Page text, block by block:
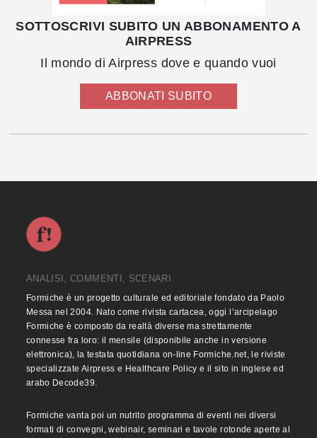
SOTTOSCRIVI SUBITO UN ABBONAMENTO A
AIRPRESS
Il mondo di Airpress dove e quando vuoi
ABBONATI SUBITO
ANALISI, COMMENTI, SCENARI
Formiche è un progetto culturale ed editoriale fondato da Paolo
Messa nel 2004. Nato come rivista cartacea, oggi l’arcipelago
Formiche è composto da realtà diverse ma strettamente
connesse fra loro: il mensile (disponibile anche in versione
elettronica), la testata quotidiana on-line Formiche.net, le riviste
specializzate Airpress e Healthcare Policy e il sito in inglese ed
arabo Decode39.
Formiche vanta poi un nutrito programma di eventi nei diversi
formati di convegni, webinair, seminari e tavole rotonde aperte al